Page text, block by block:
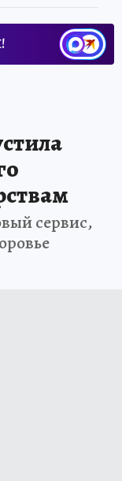
сервис,